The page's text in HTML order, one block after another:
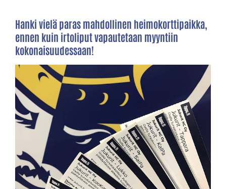
Hanki vielä paras mahdollinen heimokorttipaikka,
ennen kuin irtoliput vapautetaan myyntiin
kokonaisuudessaan!